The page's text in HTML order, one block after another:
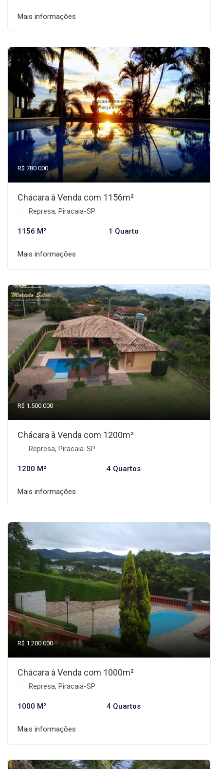
Mais informações
R$ 780.000
Chácara à Venda com 1156m²
Represa, Piracaia-SP
1156 M² 1 Quarto
Mais informações
R$ 1.500.000
Chácara à Venda com 1200m²
Represa, Piracaia-SP
1200 M² 4 Quartos
Mais informações
R$ 1.200.000
Chácara à Venda com 1000m²
Represa, Piracaia-SP
1000 M² 4 Quartos
Mais informações